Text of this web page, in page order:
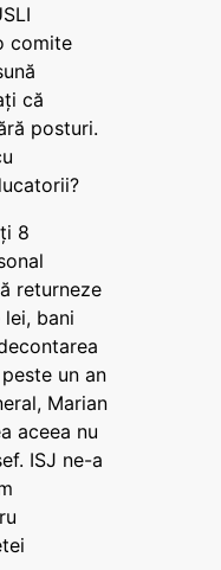
comite
că
posturi.
8
returneze
bani
un an
Marian
aceea nu
ISJ ne-a